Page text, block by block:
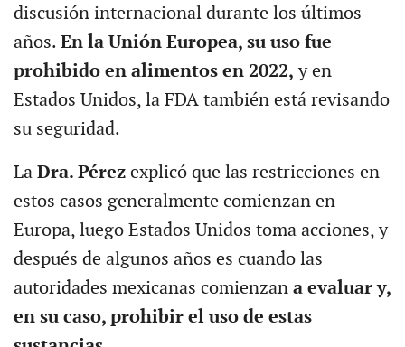
discusión internacional durante los últimos
años. En la Unión Europea, su uso fue
prohibido en alimentos en 2022, y en
Estados Unidos, la FDA también está revisando
su seguridad.
La Dra. Pérez explicó que las restricciones en
estos casos generalmente comienzan en
Europa, luego Estados Unidos toma acciones, y
después de algunos años es cuando las
autoridades mexicanas comienzana evaluar y,
en su caso, prohibir el uso de estas